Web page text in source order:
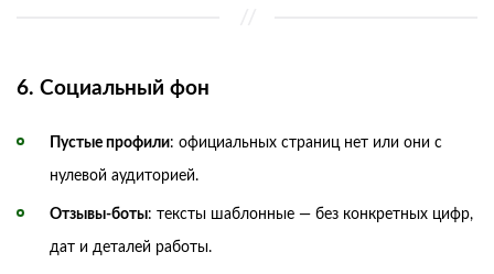
6. Социальный фон
Пустые профили: официальных страниц нет или они с
нулевой аудиторией.
Отзывы-боты: тексты шаблонные — без конкретных цифр,
дат и деталей работы.